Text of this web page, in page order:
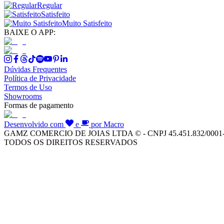
Regular
Satisfeito
Muito Satisfeito
BAIXE O APP:
Dúvidas Frequentes
Política de Privacidade
Termos de Uso
Showrooms
Formas de pagamento
Desenvolvido com e
por Macro
GAMZ COMERCIO DE JOIAS LTDA © - CNPJ 45.451.832/
TODOS OS DIREITOS RESERVADOS